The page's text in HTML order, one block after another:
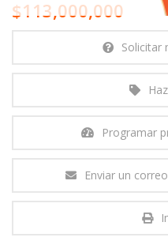
$113,000,000
Solicitar
Programar
Enviar un